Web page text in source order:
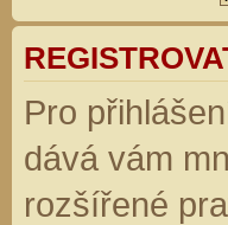
Pro
dává vám
rozšířené